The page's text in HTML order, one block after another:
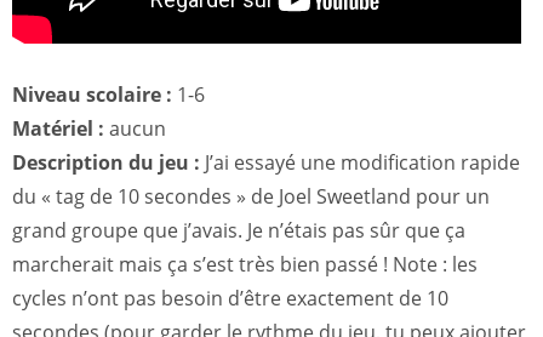
Niveau scolaire : 1-6
Matériel : aucun
Description du jeu : J’ai essayé une modification rapide
du « tag de 10 secondes » de Joel Sweetland pour un
grand groupe que j’avais. Je n’étais pas sûr que ça
marcherait mais ça s’est très bien passé ! Note : les
cycles n’ont pas besoin d’être exactement de 10